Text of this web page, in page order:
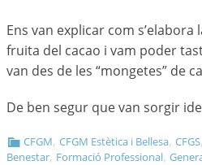
Ens van explicar com
fruita del cacao i vam poder
van des de les “mongetes” de
De ben segur que van sorgir
CFGM,CFGM Estètica i Bellesa,CFGS
Benestar, Formació Professional,